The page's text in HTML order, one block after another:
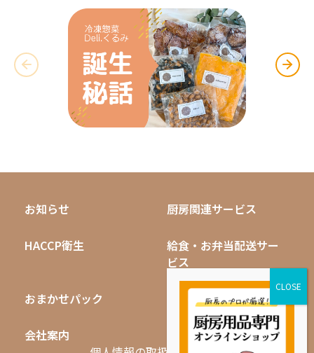
お知らせ 厨房関連サービス
HACCP衛生
給食・お弁当配送サー
ビス
おまかせパック 無料キャンペーン
会社案内
採用情報